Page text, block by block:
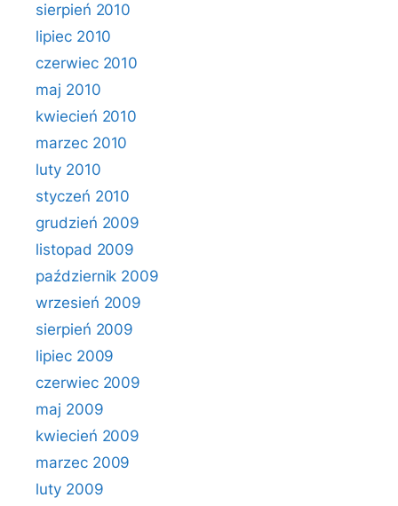
sierpień 2010
lipiec 2010
czerwiec 2010
maj 2010
kwiecień 2010
marzec 2010
luty 2010
styczeń 2010
grudzień 2009
listopad 2009
październik 2009
wrzesień 2009
sierpień 2009
lipiec 2009
czerwiec 2009
maj 2009
kwiecień 2009
marzec 2009
luty 2009